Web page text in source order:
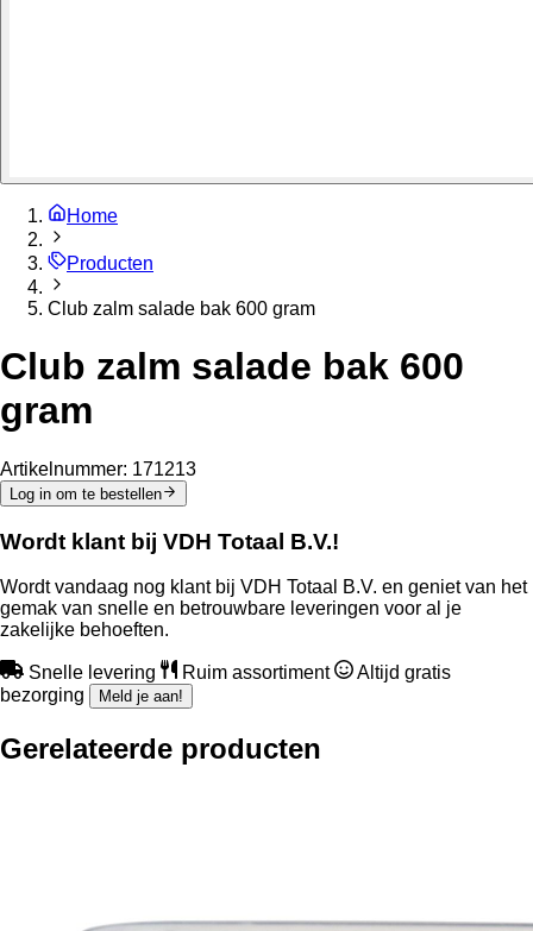
Home
Producten
Club zalm salade bak 600 gram
Club zalm salade bak 600
gram
Artikelnummer: 171213
Log in om te bestellen
Wordt klant bij VDH Totaal B.V.!
Wordt vandaag nog klant bij VDH Totaal B.V. en geniet van het
gemak van snelle en betrouwbare leveringen voor al je
zakelijke behoeften.
Snelle levering Ruim assortiment
Altijd gratis
bezorging
Meld je aan!
Gerelateerde producten